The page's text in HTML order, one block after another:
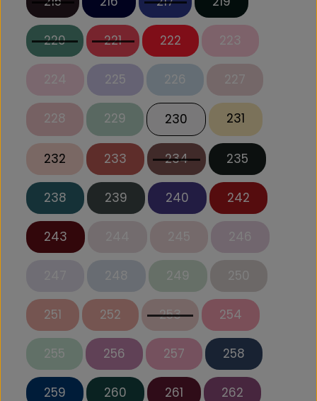
220 221 222 223
224 225 226 227
228 229 230 231
232 233 234 235
238 239 240 242
243 246
249 250
251 252 253 254
255 256 257 258
259 260 261 262